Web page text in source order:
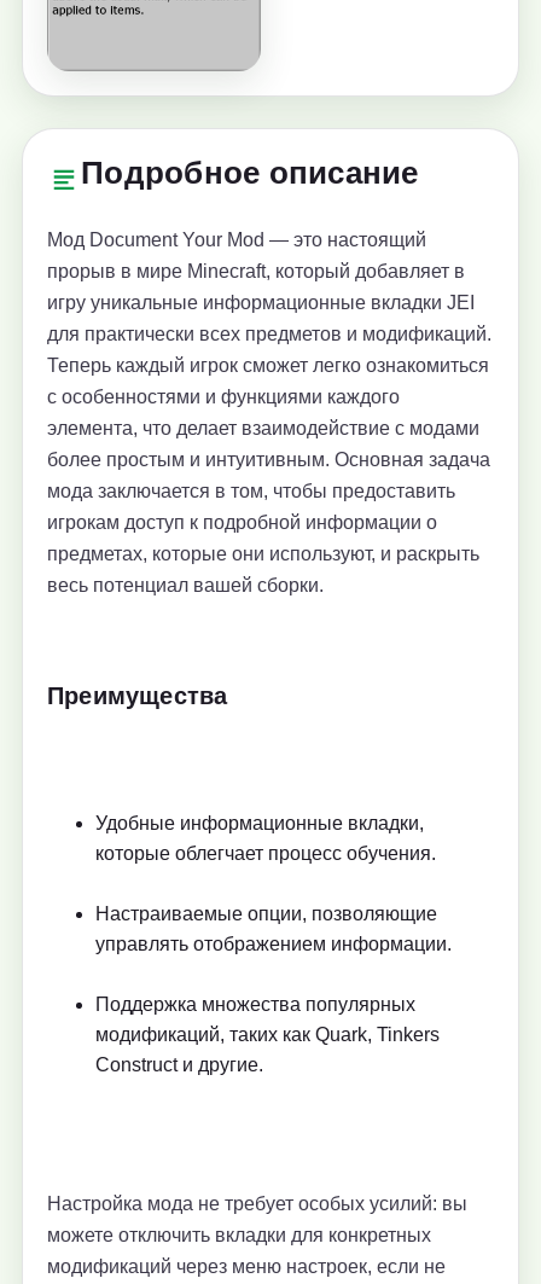
Подробное описание
Мод Document Your Mod — это настоящий
прорыв в мире Minecraft, который добавляет в
игру уникальные информационные вкладки JEI
для практически всех предметов и модификаций.
Теперь каждый игрок сможет легко ознакомиться
с особенностями и функциями каждого
элемента, что делает взаимодействие с модами
более простым и интуитивным. Основная задача
мода заключается в том, чтобы предоставить
игрокам доступ к подробной информации о
предметах, которые они используют, и раскрыть
весь потенциал вашей сборки.
Преимущества
Удобные информационные вкладки,
которые облегчает процесс обучения.
Настраиваемые опции, позволяющие
управлять отображением информации.
Поддержка множества популярных
модификаций, таких как Quark, Tinkers
Construct и другие.
Настройка мода не требует особых усилий: вы
можете отключить вкладки для конкретных
модификаций через меню настроек, если не